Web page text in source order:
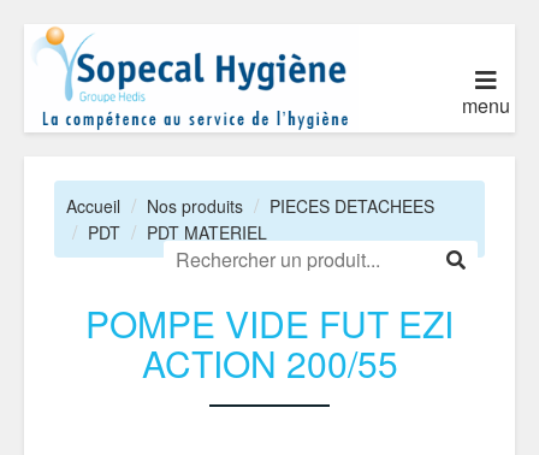
menu
Accueil Nos produits
PIECES DETACHEES
PDT
PDT MATERIEL
POMPE VIDE FUT EZI
ACTION 200/55